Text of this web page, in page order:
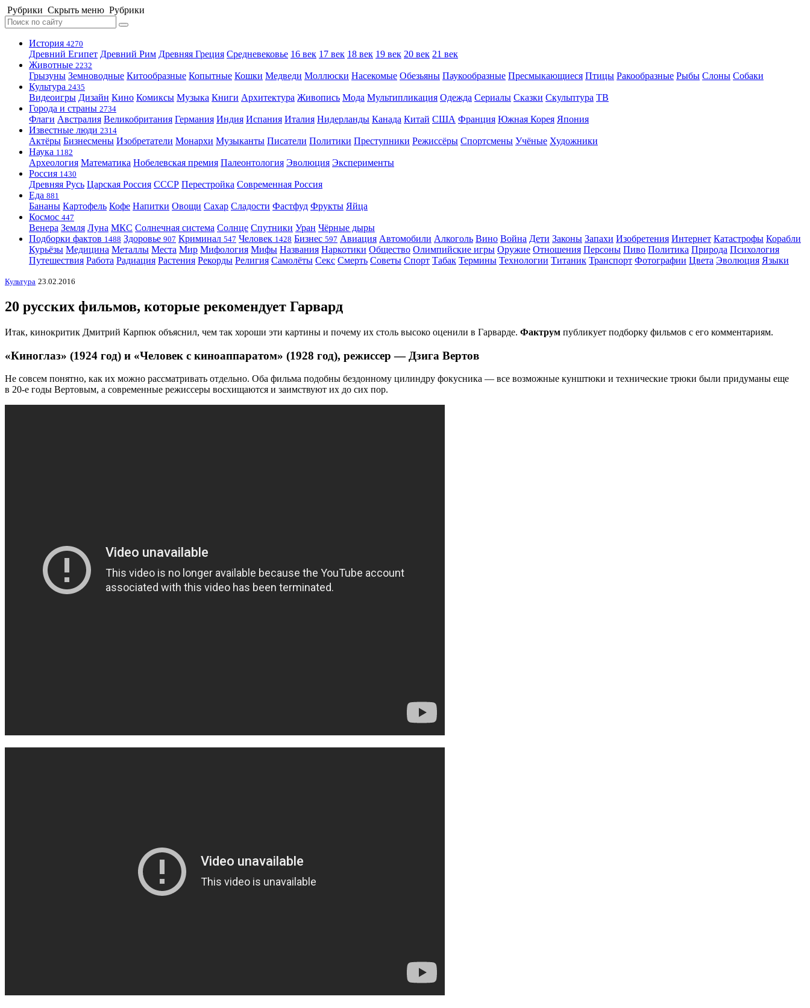
Рубрики Скрыть меню Рубрики
История 4270
Древний Египет Древний Рим Древняя Греция Средневековье 16 век 17 век 18 век 19 век 20 век 21 век
Животные 2232
Грызуны Земноводные Китообразные Копытные Кошки Медведи Моллюски Насекомые Обезьяны Паукообразные Пресмыкающиеся Птицы Ракообразные Рыбы Слоны Собаки
Культура 2435
Видеоигры Дизайн Кино Комиксы Музыка Книги Архитектура Живопись Мода Мультипликация Одежда Сериалы Сказки Скульптура ТВ
Города и страны 2734
Флаги Австралия Великобритания Германия Индия Испания Италия Нидерланды Канада Китай США Франция Южная Корея Япония
Известные люди 2314
Актёры Бизнесмены Изобретатели Монархи Музыканты Писатели Политики Преступники Режиссёры Спортсмены Учёные Художники
Наука 1182
Археология Математика Нобелевская премия Палеонтология Эволюция Эксперименты
Россия 1430
Древняя Русь Царская Россия СССР Перестройка Современная Россия
Еда 881
Бананы Картофель Кофе Напитки Овощи Сахар Сладости Фастфуд Фрукты Яйца
Космос 447
Венера Земля Луна МКС Солнечная система Солнце Спутники Уран Чёрные дыры
Подборки фактов 1488 Здоровье 907 Криминал 547 Человек 1428 Бизнес 597 Авиация Автомобили Алкоголь Вино Война Дети Законы Запахи Изобретения Интернет Катастрофы Корабли
Курьёзы Медицина Металлы Места Мир Мифология Мифы Названия Наркотики Общество Олимпийские игры Оружие Отношения Персоны Пиво Политика Природа Психология
Путешествия Работа Радиация Растения Рекорды Религия Самолёты Секс Смерть Советы Спорт Табак Термины Технологии Титаник Транспорт Фотографии Цвета Эволюция Языки
Культура 23.02.2016
20 русских фильмов, которые рекомендует Гарвард
Итак, кинокритик Дмитрий Карпюк объяснил, чем так хороши эти картины и почему их столь высоко оценили в Гарварде. Фактрум публикует подборку фильмов с его комментариям.
«Киноглаз» (1924 год) и «Человек с киноаппаратом» (1928 год), режиссер — Дзига Вертов
Не совсем понятно, как их можно рассматривать отдельно. Оба фильма подобны бездонному цилиндру фокусника — все возможные кунштюки и технические трюки были придуманы еще
в 20-е годы Вертовым, а современные режиссеры восхищаются и заимствуют их до сих пор.